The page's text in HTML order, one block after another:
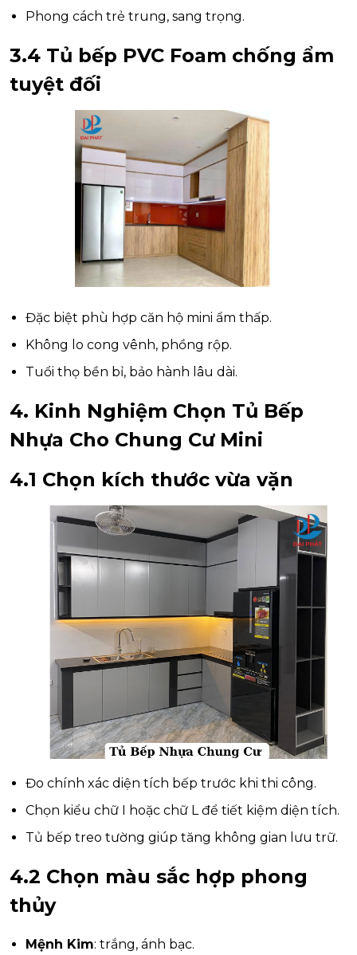
Phong cách trẻ trung, sang trọng.
3.4 Tủ bếp PVC Foam chống ẩm
tuyệt đối
Đặc biệt phù hợp căn hộ mini ẩm thấp.
Không lo cong vênh, phồng rộp.
Tuổi thọ bền bỉ, bảo hành lâu dài.
4. Kinh Nghiệm Chọn Tủ Bếp
Nhựa Cho Chung Cư Mini
4.1 Chọn kích thước vừa vặn
Đo chính xác diện tích bếp trước khi thi công.
Chọn kiểu chữ I hoặc chữ L để tiết kiệm diện tích.
Tủ bếp treo tường giúp tăng không gian lưu trữ.
4.2 Chọn màu sắc hợp phong
thủy
Mệnh Kim: trắng, ánh bạc.